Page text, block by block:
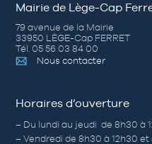
Mairie de Lège-Cap
79 avenue de la Mairie
33950 LÈGE-Cap FERRET
Tél. 05 56 03 84 00
Nous contacter
Horaires d’ouverture
– Du lundi au jeudi de 8h30 à
– Vendredi de 8h30 à 12h30 et